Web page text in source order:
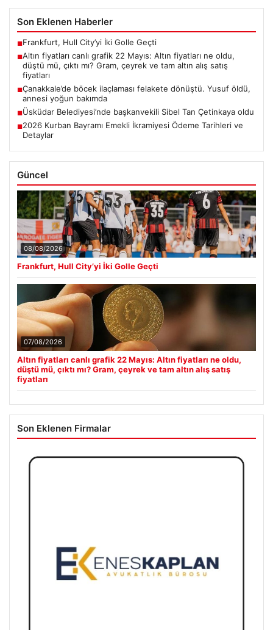
Son Eklenen Haberler
■Frankfurt, Hull City’yi İki Golle Geçti
■Altın fiyatları canlı grafik 22 Mayıs: Altın fiyatları ne oldu,
düştü mü, çıktı mı? Gram, çeyrek ve tam altın alış satış
fiyatları
■Çanakkale’de böcek ilaçlaması felakete dönüştü. Yusuf öldü,
annesi yoğun bakımda
■Üsküdar Belediyesi’nde başkanvekili Sibel Tan Çetinkaya oldu
■2026 Kurban Bayramı Emekli İkramiyesi Ödeme Tarihleri ve
Detaylar
Güncel
08/08/2026
Frankfurt, Hull City’yi İki Golle Geçti
07/08/2026
Altın fiyatları canlı grafik 22 Mayıs: Altın fiyatları ne oldu,
düştü mü, çıktı mı? Gram, çeyrek ve tam altın alış satış
fiyatları
Son Eklenen Firmalar